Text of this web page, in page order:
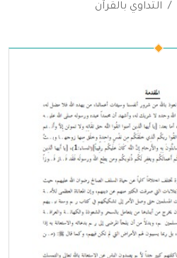
التداوي بالقرآن